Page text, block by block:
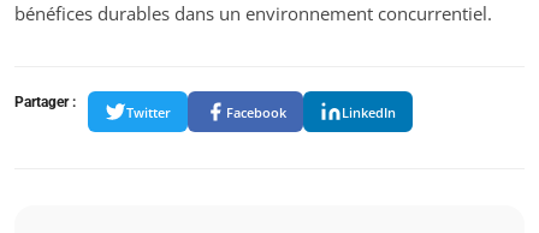
bénéfices durables dans un environnement concurrentiel.
Partager :
Twitter Facebook LinkedIn